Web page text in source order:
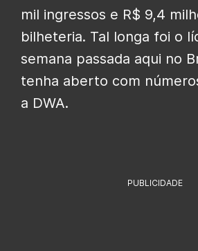
mil ingressos e R$ 9,4
bilheteria. Tal longa foi o
semana passada aqui no
tenha aberto com
a DWA.
PUBLICIDADE